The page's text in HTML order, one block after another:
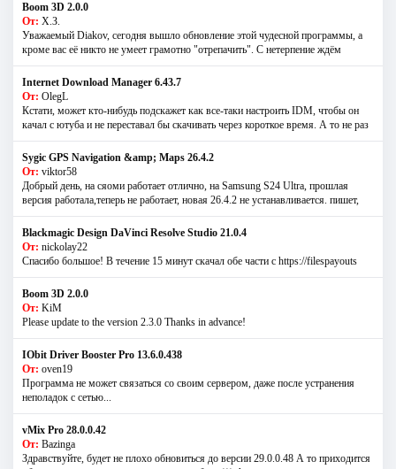
Boom 3D 2.0.0
От: Х.З.
Уважаемый Diakov, сегодня вышло обновление этой чудесной программы, а
кроме вас её никто не умеет грамотно "отрепачить". С нетерпение ждём
Internet Download Manager 6.43.7
От: OlegL
Кстати, может кто-нибудь подскажет как все-таки настроить IDM, чтобы он
качал с ютуба и не переставал бы скачивать через короткое время. А то не раз
Sygic GPS Navigation &amp; Maps 26.4.2
От: viktor58
Добрый день, на сяоми работает отлично, на Samsung S24 Ultra, прошлая
версия работала,теперь не работает, новая 26.4.2 не устанавливается. пишет,
Blackmagic Design DaVinci Resolve Studio 21.0.4
От: nickolay22
Спасибо большое! В течение 15 минут скачал обе части с https://filespayouts
Boom 3D 2.0.0
От: KiM
Please update to the version 2.3.0 Thanks in advance!
IObit Driver Booster Pro 13.6.0.438
От: oven19
Программа не может связаться со своим сервером, даже после устранения
неполадок с сетью...
vMix Pro 28.0.0.42
От: Bazinga
Здравствуйте, будет не плохо обновиться до версии 29.0.0.48 А то приходится